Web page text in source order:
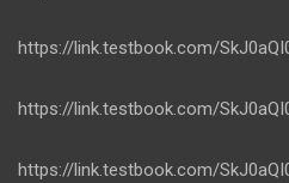
https://link.testbook.com/
https://link.testbook.com/
https://link.testbook.com/